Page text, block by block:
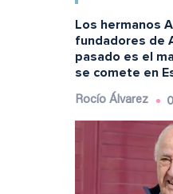
Los hermanos
fundadores de
pasado es el
se comete en
Rocío Álvarez